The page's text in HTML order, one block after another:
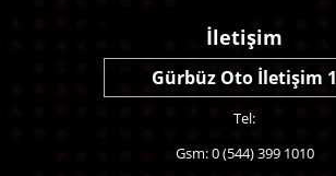
İletişim
Gürbüz Oto İletişim 1
Tel:
Gsm: 0 (544) 399 1010